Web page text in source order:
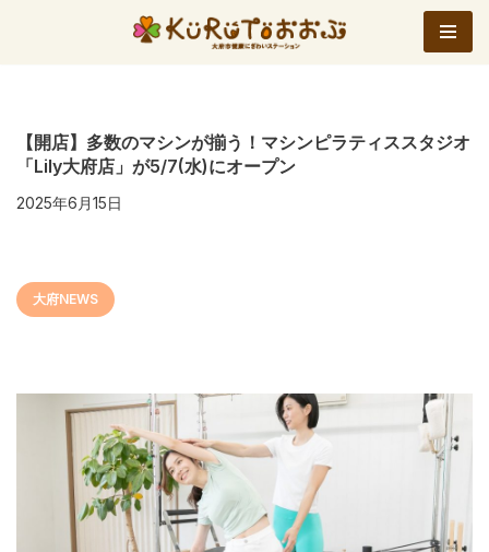
ン
ツ
へ
ッ
プ
【開店】多数のマシンが揃う！マシンピラティススタジオ
「Lily大府店」が5/7(水)にオープン
2025年6月15日
大府NEWS